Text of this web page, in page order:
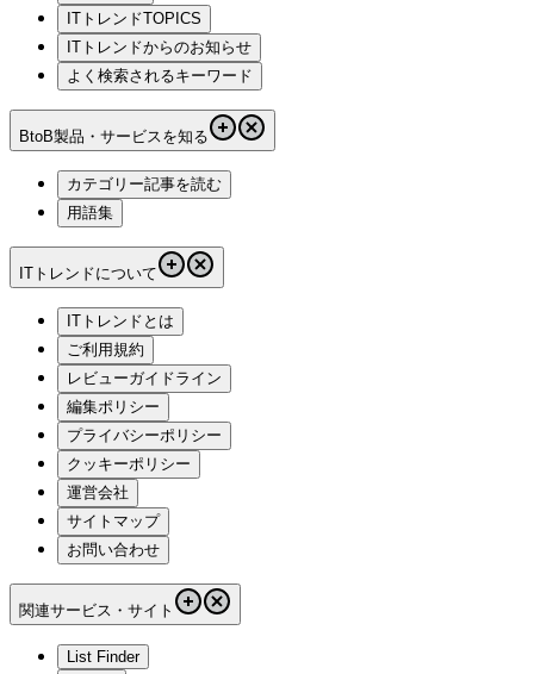
ITトレンドTOPICS
ITトレンドからのお知らせ
よく検索されるキーワード
BtoB製品・サービスを知る
カテゴリー記事を読む
用語集
ITトレンドについて
ITトレンドとは
ご利用規約
レビューガイドライン
編集ポリシー
プライバシーポリシー
クッキーポリシー
運営会社
サイトマップ
お問い合わせ
関連サービス・サイト
List Finder